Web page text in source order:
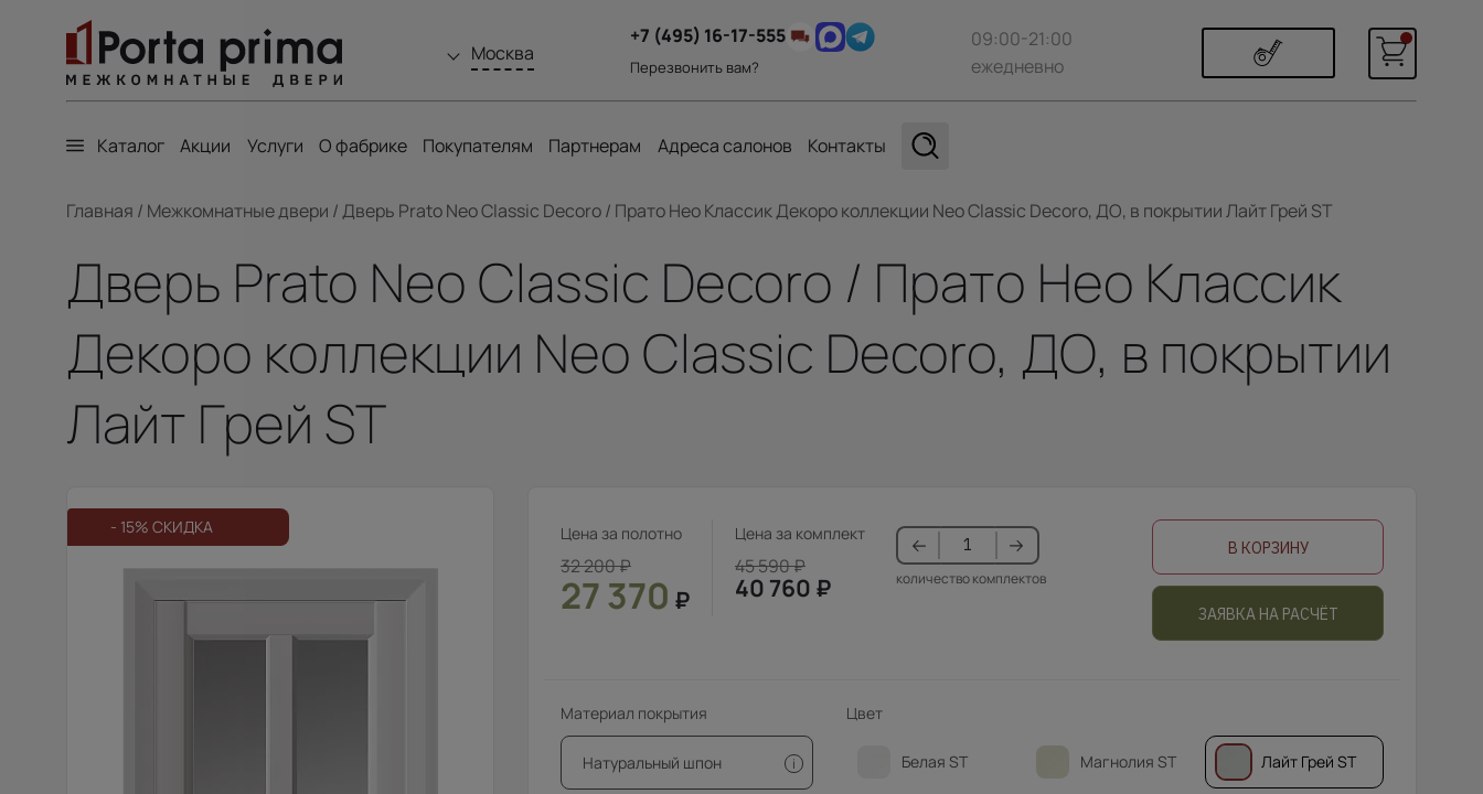
Москва
+7 (495) 16-17-555
Перезвонить вам?
09:00-21:00
ежедневно
Каталог Акции Услуги О фабрике Покупателям Партнерам Адреса салонов Контакты
Главная / Межкомнатные двери /Дверь Prato Neo Classic Decoro / Прато Нео Классик Декоро коллекции Neo Classic Decoro, ДО, в покрытии Лайт Грей ST
Дверь Prato Neo Classic Decoro / Прато Нео Классик
Декоро коллекции Neo Classic Decoro, ДО, в покрытии
Лайт Грей ST
- 15% СКИДКА Цена за полотно
32 200₽
27 370 ₽
Цена за комплект
45 590₽
40 760 ₽ количество комплектов
В КОРЗИНУ
ЗАЯВКА НА РАСЧЁТ
Материал покрытия
Натуральный шпон i
Цвет
Белая ST Магнолия ST Лайт Грей ST